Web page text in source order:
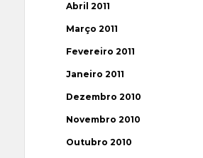
Abril 2011
Março 2011
Fevereiro 2011
Janeiro 2011
Dezembro 2010
Novembro 2010
Outubro 2010